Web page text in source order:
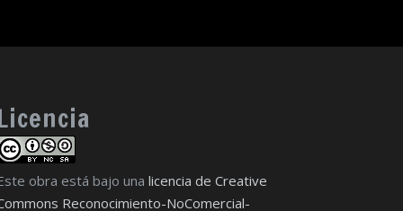
obra está bajo una licencia de Creative
Reconocimiento-NoComercial-